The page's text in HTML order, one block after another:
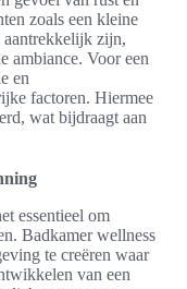
zoals een kleine
aantrekkelijk zijn,
ambiance. Voor een
en
factoren. Hiermee
wat bijdraagt aan
essentieel om
Badkamer wellness
te creëren waar
van een